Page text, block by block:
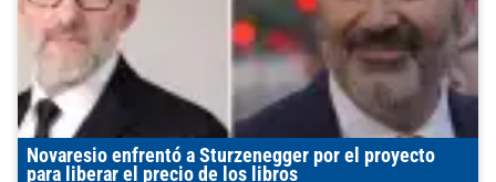
Novaresio enfrentó a Sturzenegger por el proyecto
para liberar el precio de los libros